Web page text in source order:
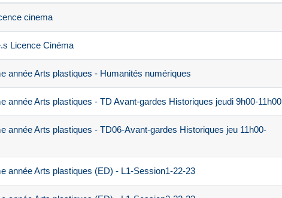
cinema
Licence Cinéma
année Arts plastiques - Humanités numériques
année Arts plastiques - TD Avant-gardes Historiques jeudi 9h00-11h00
année Arts plastiques - TD06-Avant-gardes Historiques jeu 11h00-
année Arts plastiques (ED) - L1-Session1-22-23